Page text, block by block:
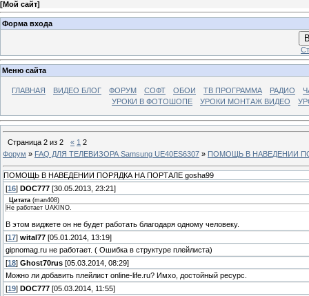
[Мой сайт]
Форма входа
Меню сайта
ГЛАВНАЯ ВИДЕО БЛОГ ФОРУМ СОФТ ОБОИ ТВ ПРОГРАММА РАДИО
УРОКИ В ФОТОШОПЕ
УРОКИ МОНТАЖ ВИДЕО
Страница 2 из 2 « 1 2
Форум » FAQ ДЛЯ ТЕЛЕВИЗОРА Samsung UE40ES6307 » ПОМОЩЬ В НАВЕДЕНИИ
ПОМОЩЬ В НАВЕДЕНИИ ПОРЯДКА НА ПОРТАЛЕ gosha99
[16] DOC777 [30.05.2013, 23:21]
Цитата (man408)
Не работает UAKINO.
В этом виджете он не будет работать благодаря одному человеку.
[17] wital77 [05.01.2014, 13:19]
gipnomag.ru не работает. ( Ошибка в структуре плейлиста)
[18] Ghost70rus [05.03.2014, 08:29]
Можно ли добавить плейлист online-life.ru? Имхо, достойный ресурс.
[19] DOC777 [05.03.2014, 11:55]